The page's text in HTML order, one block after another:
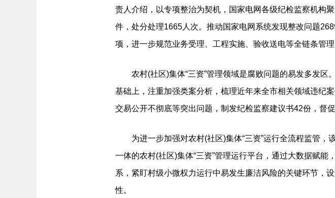
责人介绍，以专项整治为契机，国家电网各级纪检监察机构
件，处分处理1665人次。推动国家电网系统发现整改问题
项，进一步规范业务受理、工程实施、验收送电等全链条管理
农村(社区)集体“三资”管理领域是腐败问题的易发多发区
基础上，注重加强类案分析，梳理近年来全市相关领域违纪
交易公开不彻底等突出问题，制发纪检监察建议书42份，督
为进一步加强对农村(社区)集体“三资”运行全流程监管，
一体的农村(社区)集体“三资”管理运行平台，通过大数据赋能
系，紧盯村级小微权力运行中易发生廉洁风险的关键环节，
性。